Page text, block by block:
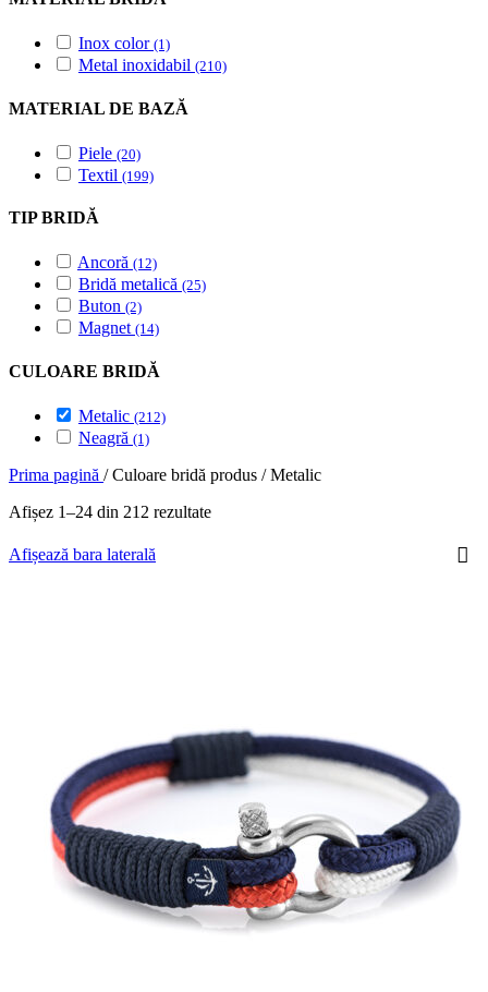
Inox color (1)
Metal inoxidabil (210)
MATERIAL DE BAZĂ
Piele (20)
Textil (199)
TIP BRIDĂ
Ancoră (12)
Bridă metalică (25)
Buton (2)
Magnet (14)
CULOARE BRIDĂ
Metalic (212)
Neagră (1)
Prima pagină / Culoare bridă produs / Metalic
Afișez 1–24 din 212 rezultate
Afișează bara laterală